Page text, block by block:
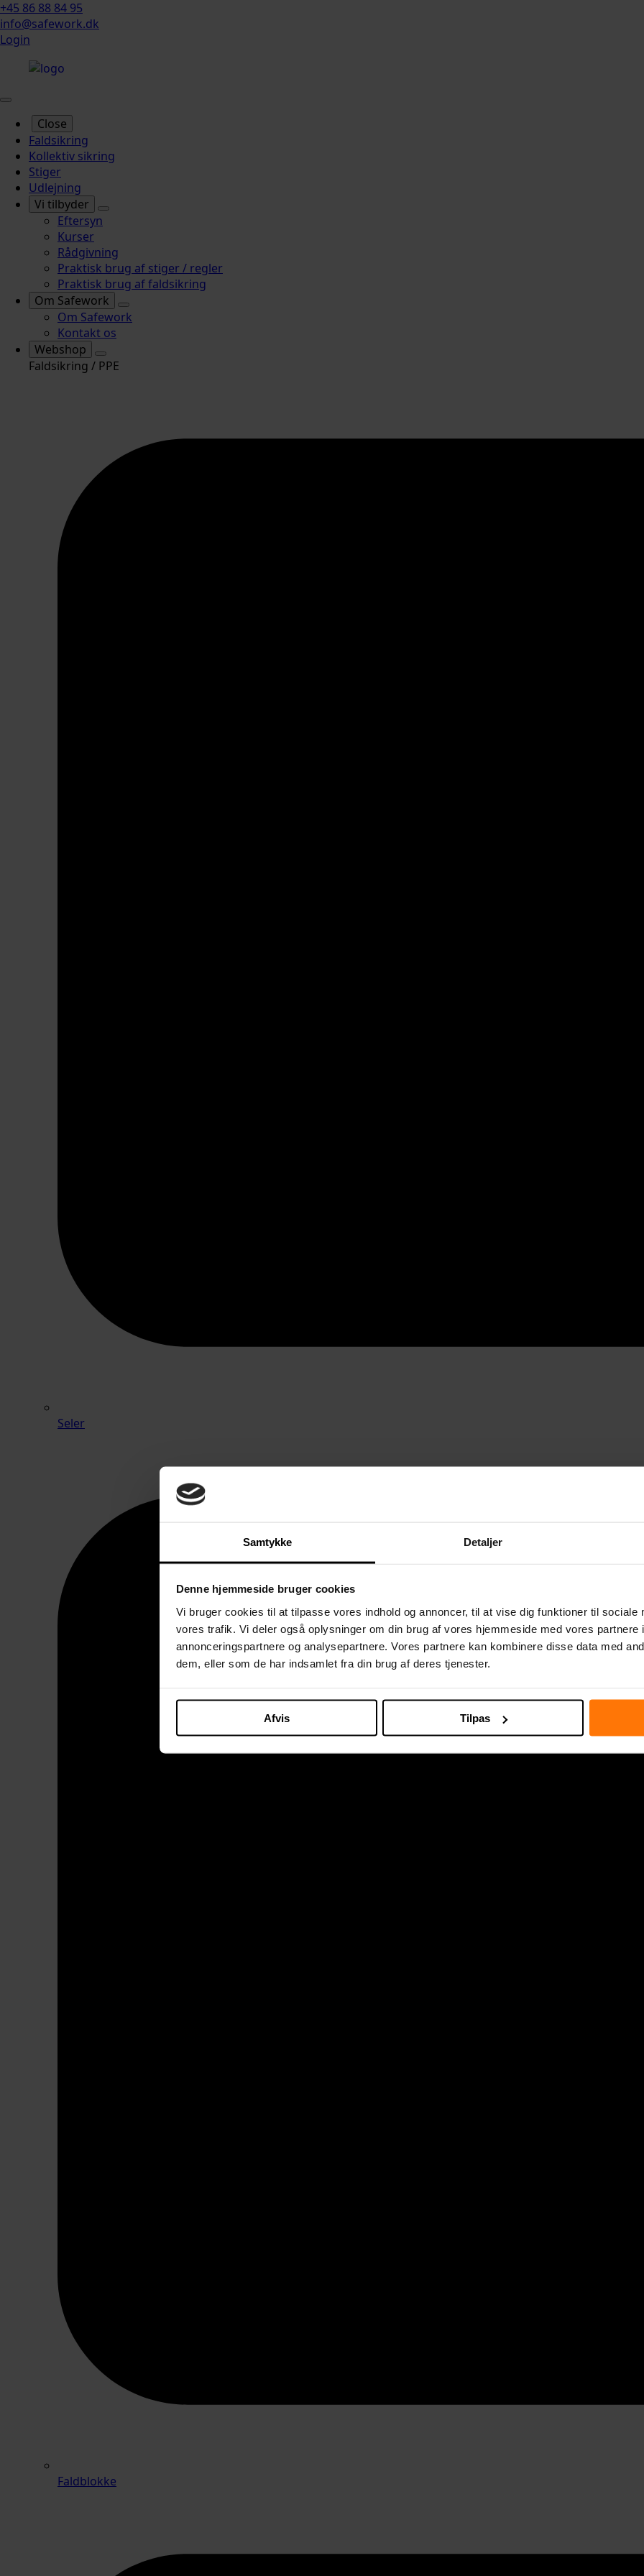
Samtykke Detaljer
Denne hjemmeside bruger cookies
Vi bruger cookies til at tilpasse vores indhold og annoncer, til at vise dig funktioner til sociale
vores trafik. Vi deler også oplysninger om din brug af vores hjemmeside med vores partnere
annonceringspartnere og analysepartnere. Vores partnere kan kombinere disse data med
dem, eller som de har indsamlet fra din brug af deres tjenester.
Afvis Tilpas
+45 86 88 84 95
info@safework.dk
Login
Close
Faldsikring
Kollektiv sikring
Stiger
Udlejning
Vi tilbyder
Eftersyn
Kurser
Rådgivning
Praktisk brug af stiger / regler
Praktisk brug af faldsikring
Om Safework
Om Safework
Kontakt os
Webshop
Faldsikring / PPE
Seler
Faldblokke